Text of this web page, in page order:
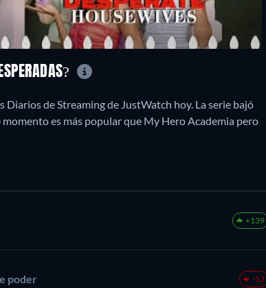
de Streaming de JustWatch hoy. La serie bajó
es más popular que My Hero Academia pero
+139
poder -53